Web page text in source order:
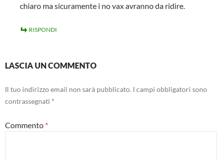
chiaro ma sicuramente i no vax avranno da ridire.
RISPONDI
LASCIA UN COMMENTO
Il tuo indirizzo email non sarà pubblicato. I campi obbligatori sono
contrassegnati *
Commento *